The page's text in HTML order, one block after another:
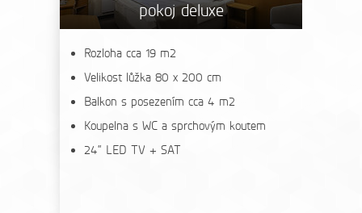
pokoj deluxe
Rozloha cca 19 m2
Velikost lůžka 80 x 200 cm
Balkon s posezením cca 4 m2
Koupelna s WC a sprchovým koutem
24“ LED TV + SAT